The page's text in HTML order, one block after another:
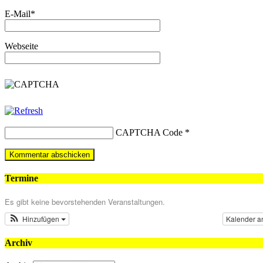
E-Mail*
Webseite
CAPTCHA Code *
Termine
Es gibt keine bevorstehenden Veranstaltungen.
Kalender
Hinzufügen
Archiv